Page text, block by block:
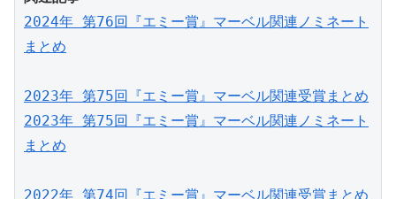
2024年 第76回『エミー賞』マーベル関連ノミネート
まとめ
2023年 第75回『エミー賞』マーベル関連受賞まとめ
2023年 第75回『エミー賞』マーベル関連ノミネート
まとめ
2022年 第74回『エミー賞』マーベル関連受賞まとめ